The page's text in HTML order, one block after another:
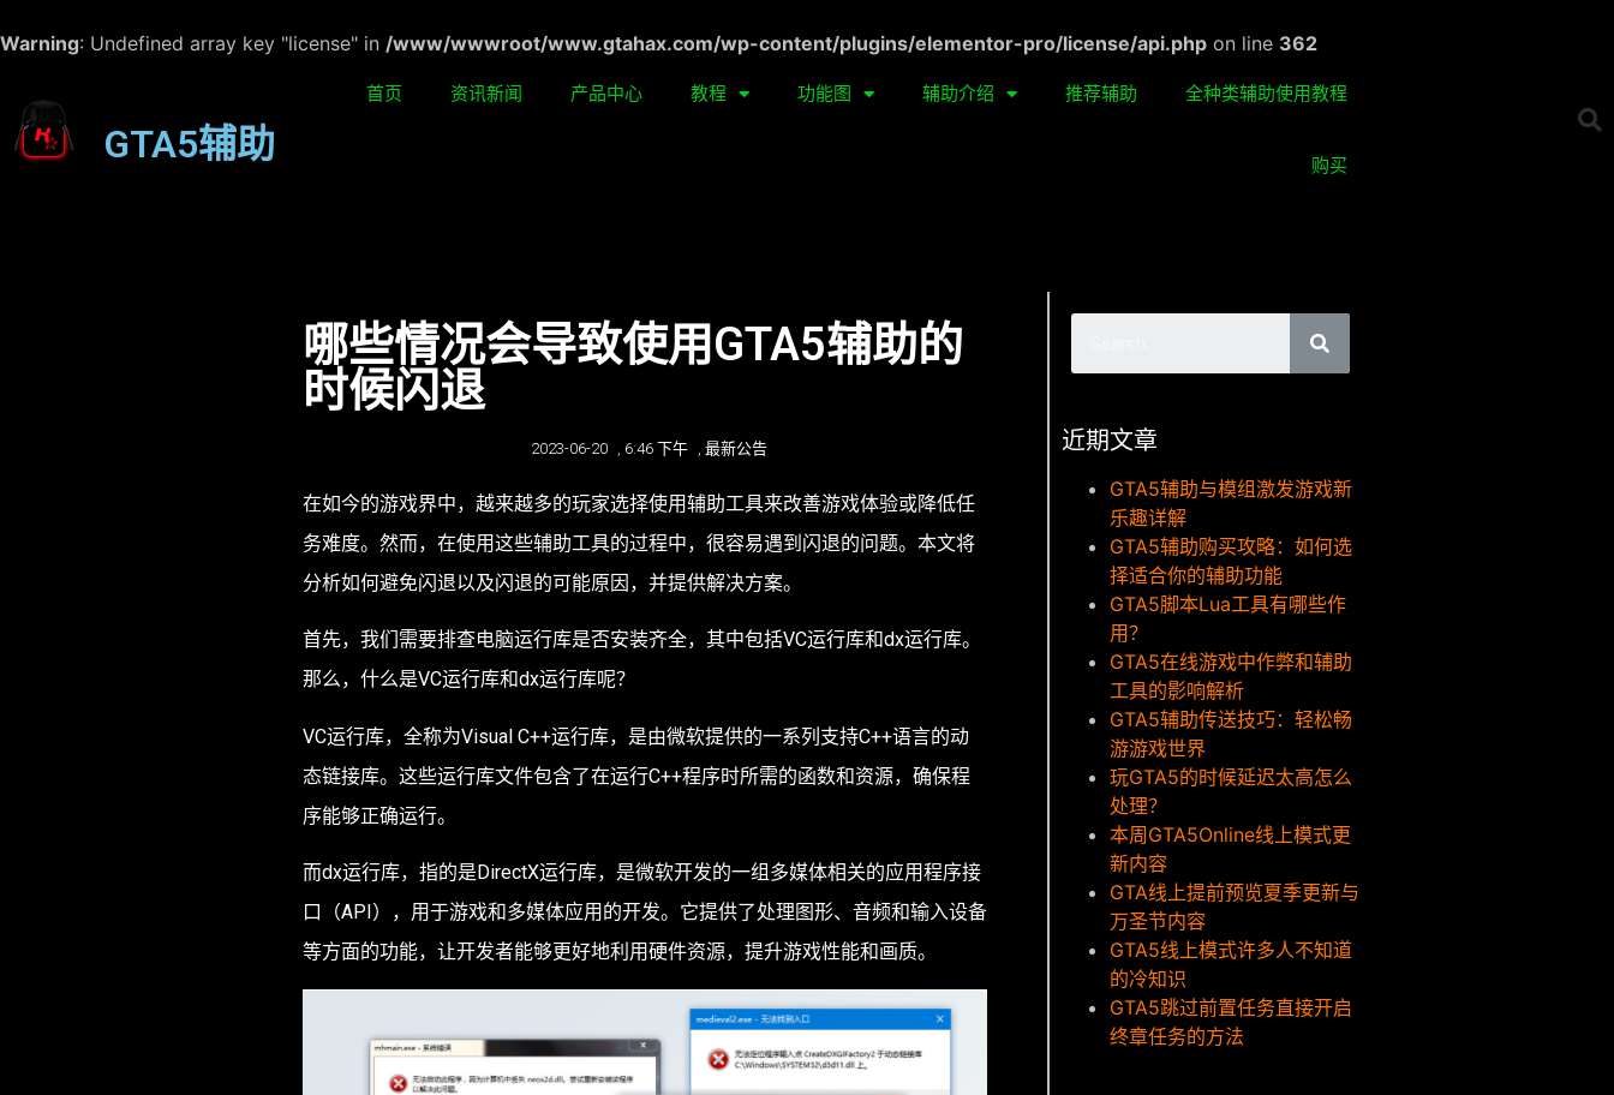
Warning: Undefined array key "license" in /www/wwwroot/www.gtahax.com/wp-content/plugins/elementor-pro/license/api.php on line 362
GTA5辅助
首页 资讯新闻 产品中心 教程 功能图 辅助介绍 推荐辅助 全种类辅助使用教程
购买
哪些情况会导致使用GTA5辅助的
时候闪退
2023-06-20 , 6:46 下午 , 最新公告
在如今的游戏界中，越来越多的玩家选择使用辅助工具来改善游戏体验或降低任
务难度。然而，在使用这些辅助工具的过程中，很容易遇到闪退的问题。本文将
分析如何避免闪退以及闪退的可能原因，并提供解决方案。
首先，我们需要排查电脑运行库是否安装齐全，其中包括VC运行库和dx运行库。
那么，什么是VC运行库和dx运行库呢？
VC运行库，全称为Visual C++运行库，是由微软提供的一系列支持C++语言的动
态链接库。这些运行库文件包含了在运行C++程序时所需的函数和资源，确保程
序能够正确运行。
而dx运行库，指的是DirectX运行库，是微软开发的一组多媒体相关的应用程序接
口（API），用于游戏和多媒体应用的开发。它提供了处理图形、音频和输入设备
等方面的功能，让开发者能够更好地利用硬件资源，提升游戏性能和画质。
近期文章
GTA5辅助与模组激发游戏新
乐趣详解
GTA5辅助购买攻略：如何选
择适合你的辅助功能
GTA5脚本Lua工具有哪些作
用？
GTA5在线游戏中作弊和辅助
工具的影响解析
GTA5辅助传送技巧：轻松畅
游游戏世界
玩GTA5的时候延迟太高怎么
处理？
本周GTA5Online线上模式更
新内容
GTA线上提前预览夏季更新与
万圣节内容
GTA5线上模式许多人不知道
的冷知识
GTA5跳过前置任务直接开启
终章任务的方法